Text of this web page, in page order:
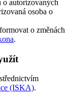
o autorizovaných
osoba o
o změnách
.
(ISKA).